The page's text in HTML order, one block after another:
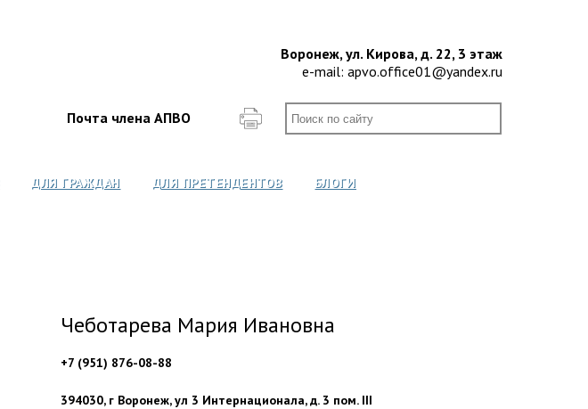
Воронеж, ул. Кирова, д. 22, 3 этаж
e-mail: apvo.office01@yandex.ru
Почта члена АПВО
ДЛЯ ГРАЖДАН ДЛЯ ПРЕТЕНДЕНТОВ
БЛОГИ
Чеботарева Мария Ивановна
+7 (951) 876-08-88
394030, г Воронеж, ул 3 Интернационала, д. 3 пом. III